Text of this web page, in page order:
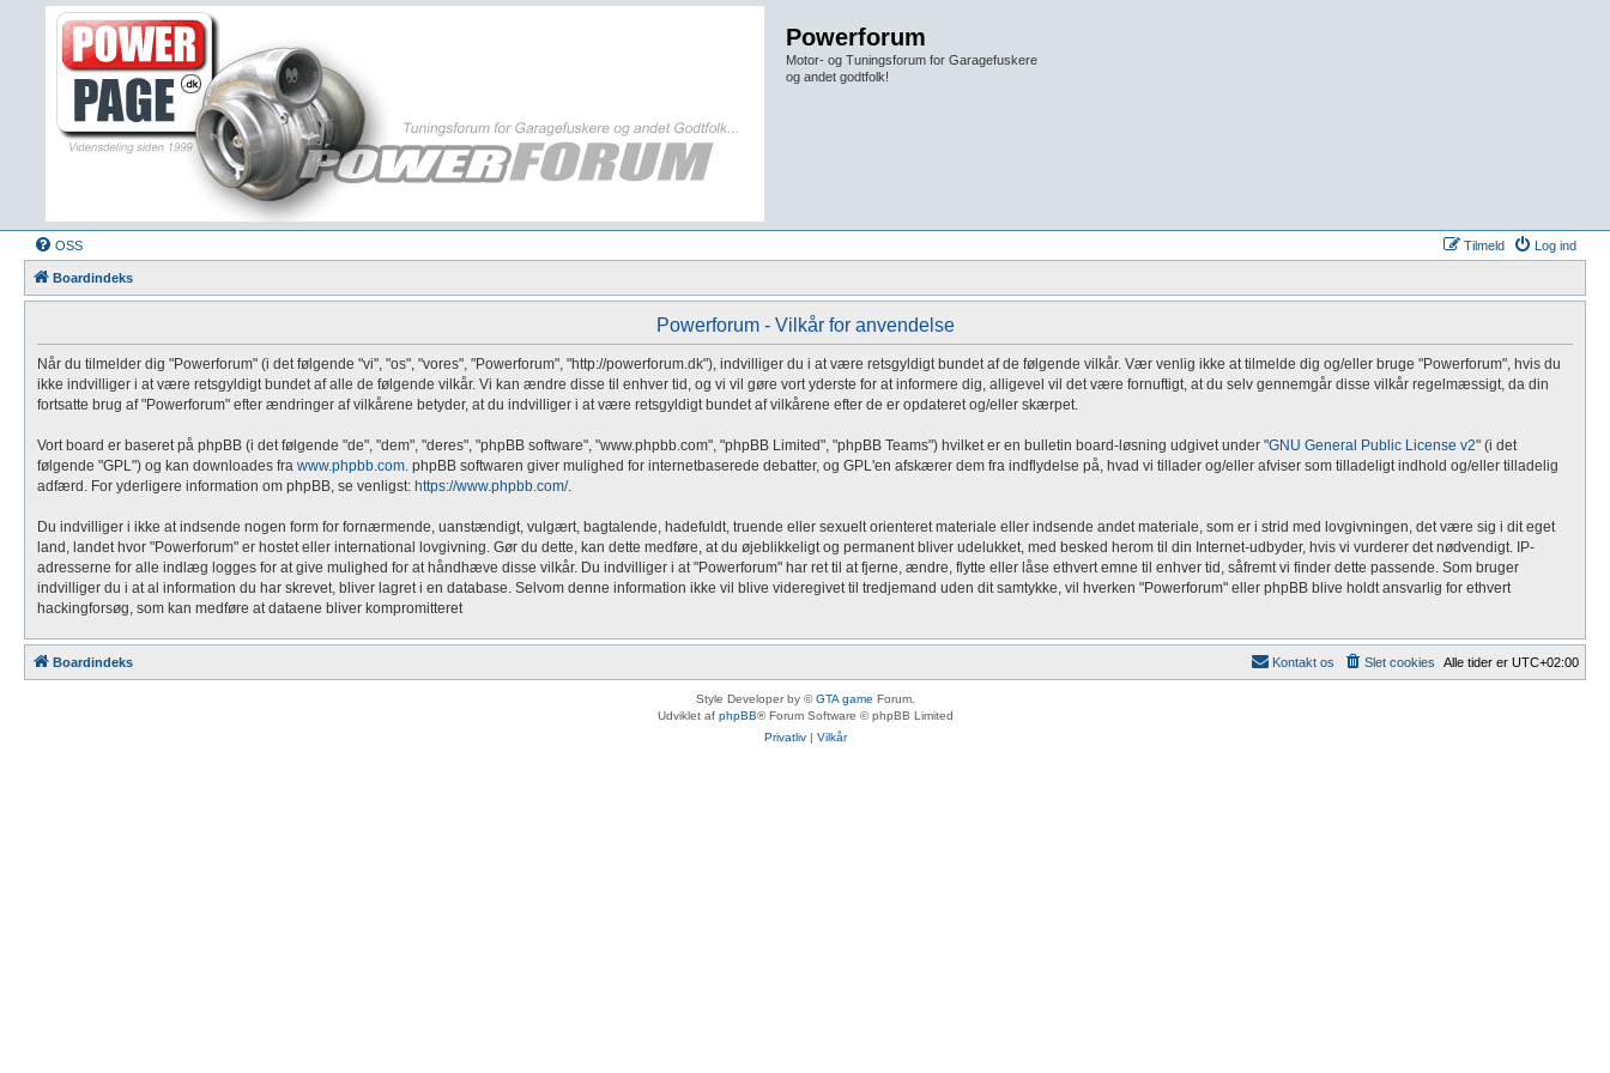
Powerforum
Motor- og Tuningsforum for Garagefuskere
og andet godtfolk!
OSS Log ind
Tilmeld
Boardindeks
Powerforum - Vilkår for anvendelse
Når du tilmelder dig "Powerforum" (i det følgende "vi", "os", "vores", "Powerforum", "http://powerforum.dk"), indvilliger du i at være retsgyldigt bundet af de følgende vilkår. Vær venlig ikke at tilmelde dig og/eller bruge "Powerforum", hvis du
ikke indvilliger i at være retsgyldigt bundet af alle de følgende vilkår. Vi kan ændre disse til enhver tid, og vi vil gøre vort yderste for at informere dig, alligevel vil det være fornuftigt, at du selv gennemgår disse vilkår regelmæssigt, da din
fortsatte brug af "Powerforum" efter ændringer af vilkårene betyder, at du indvilliger i at være retsgyldigt bundet af vilkårene efter de er opdateret og/eller skærpet.
Vort board er baseret på phpBB (i det følgende "de", "dem", "deres", "phpBB software", "www.phpbb.com", "phpBB Limited", "phpBB Teams") hvilket er en bulletin board-løsning udgivet under "GNU General Public License v2" (i det
følgende "GPL") og kan downloades fra www.phpbb.com. phpBB softwaren giver mulighed for internetbaserede debatter, og GPL'en afskærer dem fra indflydelse på, hvad vi tillader og/eller afviser som tilladeligt indhold og/eller tilladelig
adfærd. For yderligere information om phpBB, se venligst: https://www.phpbb.com/.
Du indvilliger i ikke at indsende nogen form for fornærmende, uanstændigt, vulgært, bagtalende, hadefuldt, truende eller sexuelt orienteret materiale eller indsende andet materiale, som er i strid med lovgivningen, det være sig i dit eget
land, landet hvor "Powerforum" er hostet eller international lovgivning. Gør du dette, kan dette medføre, at du øjeblikkeligt og permanent bliver udelukket, med besked herom til din Internet-udbyder, hvis vi vurderer det nødvendigt. IP-
adresserne for alle indlæg logges for at give mulighed for at håndhæve disse vilkår. Du indvilliger i at "Powerforum" har ret til at fjerne, ændre, flytte eller låse ethvert emne til enhver tid, såfremt vi finder dette passende. Som bruger
indvilliger du i at al information du har skrevet, bliver lagret i en database. Selvom denne information ikke vil blive videregivet til tredjemand uden dit samtykke, vil hverken "Powerforum" eller phpBB blive holdt ansvarlig for ethvert
hackingforsøg, som kan medføre at dataene bliver kompromitteret
Boardindeks Alle tider er UTC+02:00
Slet cookies
Kontakt os
Style Developer by ©GTA game Forum.
Udviklet af phpBB® Forum Software © phpBB Limited
Privatliv| Vilkår